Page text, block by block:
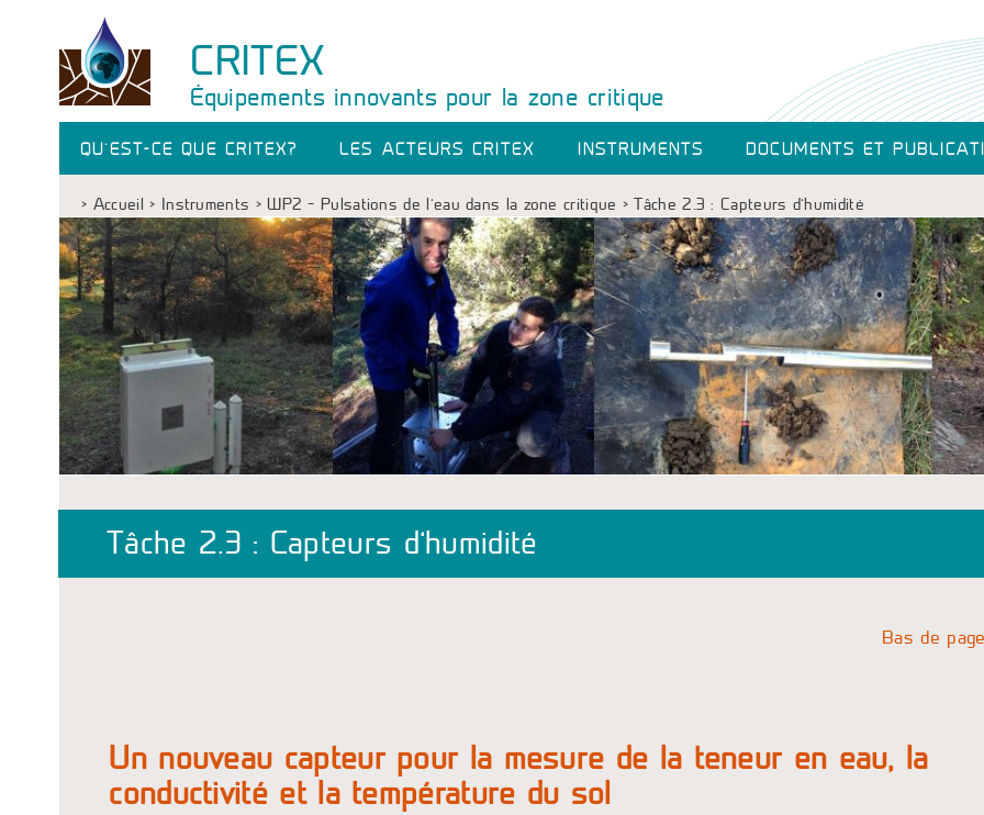
CRITEX
Équipements innovants pour la zone critique
QU’EST-CE QUE CRITEX? LES ACTEURS CRITEX INSTRUMENTS DOCUMENTS ET
> Accueil > Instruments >WP2 – Pulsations de l’eau dans la zone critique >Tâche 2.3 : Capteurs d’humidité
Tâche 2.3 : Capteurs d’humidité
Bas de page
Un nouveau capteur pour la mesure de la teneur en eau, la
conductivité et la température du sol